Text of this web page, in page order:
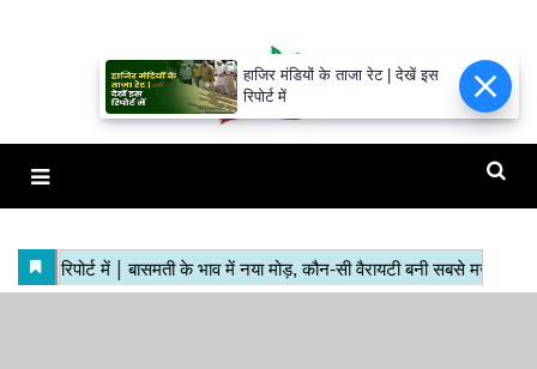
हाजिर मंडियों के ताजा रेट | देखें इस
रिपोर्ट में